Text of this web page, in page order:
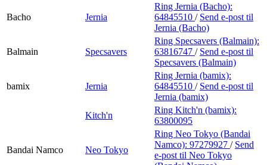
Bacho Jernia
Ring Jernia (Bacho):
64845510 / Send e-post til
Jernia (Bacho)
Balmain Specsavers
Ring Specsavers (Balmain):
63816747 / Send e-post til
Specsavers (Balmain)
bamix Jernia
Ring Jernia (bamix):
64845510 / Send e-post til
Jernia (bamix)
Kitch'n
Ring Kitch'n (bamix):
63800095
Bandai Namco Neo Tokyo
Ring Neo Tokyo (Bandai
Namco): 97279927 / Send
e-post til Neo Tokyo